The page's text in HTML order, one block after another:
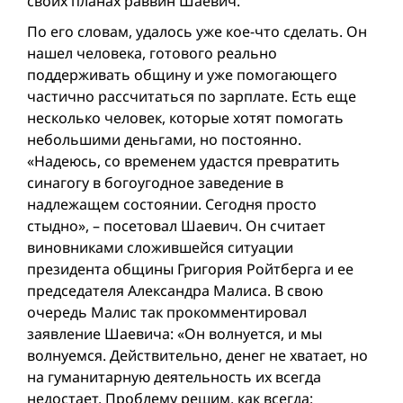
По его словам, удалось уже кое-что сделать. Он
нашел человека, готового реально
поддерживать общину и уже помогающего
частично рассчитаться по зарплате. Есть еще
несколько человек, которые хотят помогать
небольшими деньгами, но постоянно.
«Надеюсь, со временем удастся превратить
синагогу в богоугодное заведение в
надлежащем состоянии. Сегодня просто
стыдно», – посетовал Шаевич. Он считает
виновниками сложившейся ситуации
президента общины Григория Ройтберга и ее
председателя Александра Малиса. В свою
очередь Малис так прокомментировал
заявление Шаевича: «Он волнуется, и мы
волнуемся. Действительно, денег не хватает, но
на гуманитарную деятельность их всегда
недостает. Проблему решим, как всегда: